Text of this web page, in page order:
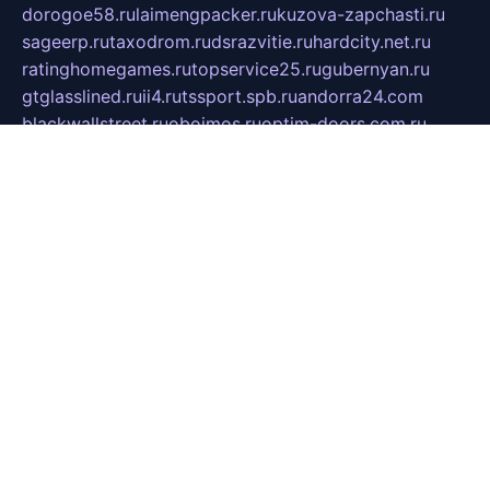
dorogoe58.rulaimengpacker.rukuzova-zapchasti.ru
sageerp.rutaxodrom.rudsrazvitie.ruhardcity.net.ru
ratinghomegames.rutopservice25.rugubernyan.ru
gtglasslined.ruii4.rutssport.spb.ruandorra24.com
blackwallstreet.ruoboimos.ruoptim-doors.com.ru